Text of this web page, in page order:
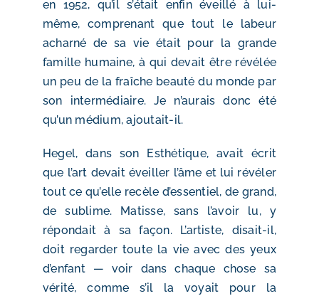
en 1952, qu’il s’était enfin éveillé à lui-
même, comprenant que tout le labeur
acharné de sa vie était pour la grande
famille humaine, à qui devait être révélée
un peu de la fraîche beauté du monde par
son intermédiaire. Je n’aurais donc été
qu’un médium, ajoutait-il.
Hegel, dans son Esthétique, avait écrit
que l’art devait éveiller l’âme et lui révéler
tout ce qu’elle recèle d’essentiel, de grand,
de sublime. Matisse, sans l’avoir lu, y
répondait à sa façon. L’artiste, disait-il,
doit regarder toute la vie avec des yeux
d’enfant — voir dans chaque chose sa
vérité, comme s’il la voyait pour la